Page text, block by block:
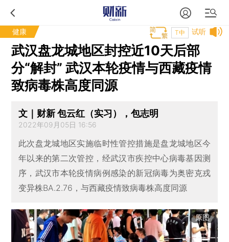
健康 试听
T中
武汉盘龙城地区封控近10天后部
分“解封” 武汉本轮疫情与西藏疫情
致病毒株高度同源
文｜财新 包云红（实习），包志明
2022年09月05日 16:56
此次盘龙城地区实施临时性管控措施是盘龙城地区今
年以来的第二次管控，经武汉市疾控中心病毒基因测
序，武汉市本轮疫情病例感染的新冠病毒为奥密克戎
变异株BA.2.76，与西藏疫情致病毒株高度同源
原图